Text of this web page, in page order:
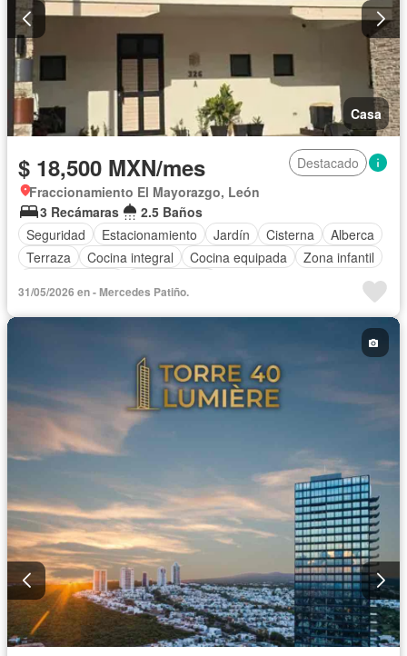
Casa
$ 18,500 MXN/mes
Destacado
Fraccionamiento El Mayorazgo, León
3 Recámaras
2.5 Baños
Seguridad
Estacionamiento Jardín Cisterna
Alberca
Terraza
Cocina integral Cocina equipada
Zona infantil
31/05/2026 en - Mercedes Patiño.